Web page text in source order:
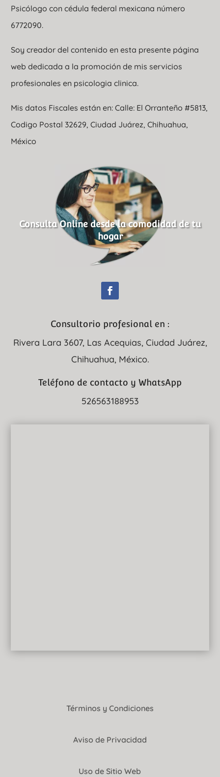
Psicólogo con cédula federal mexicana número
6772090.
Soy creador del contenido en esta presente página
web dedicada a la promoción de mis servicios
profesionales en psicologia clinica.
Mis datos Fiscales están en: Calle: El Orranteño #5813,
Codigo Postal 32629, Ciudad Juárez, Chihuahua,
México
Consulta Online desde la comodidad de tu
hogar
Consultorio profesional en :
Rivera Lara 3607, Las Acequias, Ciudad Juárez,
Chihuahua, México.
Teléfono de contacto y WhatsApp
526563188953
Términos y Condiciones
Aviso de Privacidad
Uso de Sitio Web